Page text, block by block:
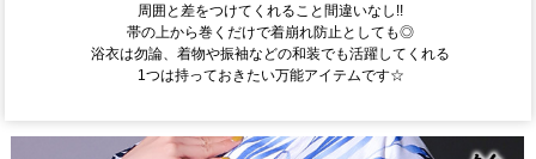
周囲と差をつけてくれること間違いなし!!
帯の上から巻くだけで着崩れ防止としても◎
浴衣は勿論、着物や振袖などの和装でも活躍してくれる
1つは持っておきたい万能アイテムです☆